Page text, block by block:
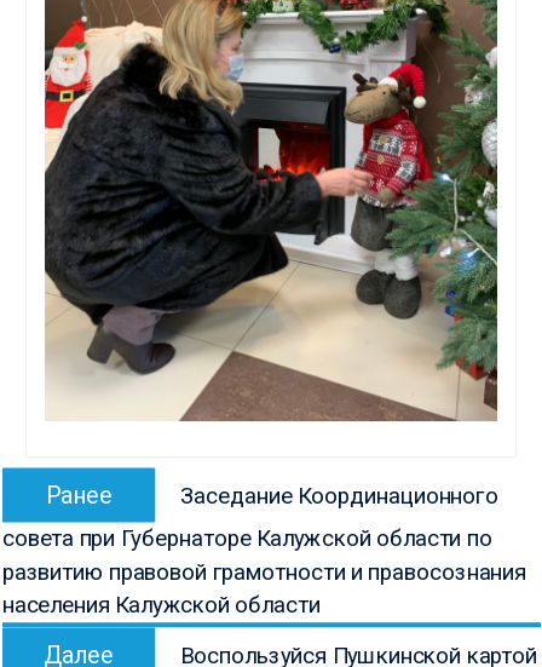
Навигация
записям
Ранее
запись:
Заседание Координационного
совета при Губернаторе Калужской области по
развитию правовой грамотности и правосознания
населения Калужской области
Далее Воспользуйся Пушкинской картой